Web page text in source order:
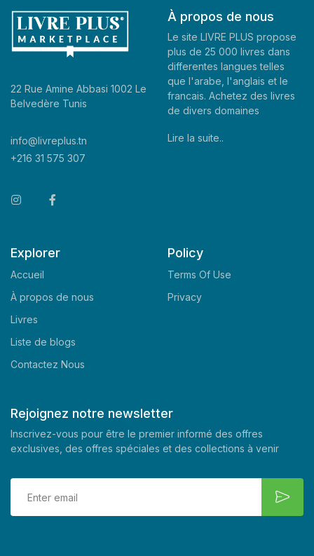
22 Rue Amine Abbasi 1002 Le
Belvedère Tunis
info@livreplus.tn
+216 31 575 307
À propos de nous
Le site LIVRE PLUS propose
plus de 25 000 livres dans
differentes langues telles
que l'arabe, l'anglais et le
francais. Achetez des livres
de divers domaines
Lire la suite..
Explorer
Accueil
À propos de nous
Livres
Liste de blogs
Contactez Nous
Policy
Terms Of Use
Privacy
Rejoignez notre newsletter
Inscrivez-vous pour être le premier informé des offres
exclusives, des offres spéciales et des collections à venir